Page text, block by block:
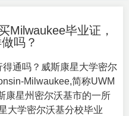
Milwaukee毕业证，
吗？
通吗？威斯康星大学密尔
Milwaukee,简称UWM
康星州密尔沃基市的一所
大学密尔沃基分校毕业